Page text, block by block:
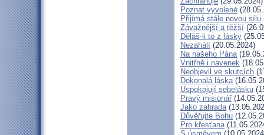
Poznat vyvolené
Přijímá stále novou sílu
Závažnější a těžší
Děláš-li to z lásky
Nezahálí (20.05.2024)
Na našeho Pána
Vnitřně i navenek
Neobjevil ve skutcích
Dokonalá láska
Uspokojují sebelásku
Pravý misionář
Jako zahrada
Důvěřujte Bohu
Pro křesťana